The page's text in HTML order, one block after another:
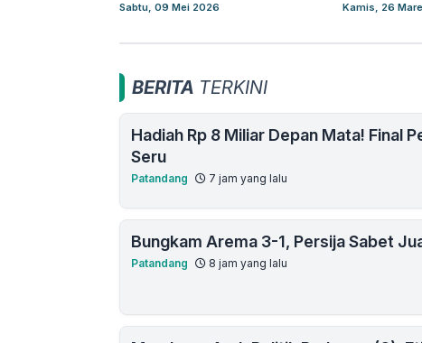
Sabtu, 09 Mei 2026 Kamis, 26
BERITA TERKINI
Hadiah Rp 8 Miliar Depan Mata! Final
Seru
Patandang 7 jam yang lalu
Bungkam Arema 3-1, Persija Sabet
Patandang 8 jam yang lalu